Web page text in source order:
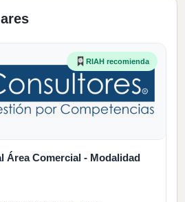
RIAH recomienda
Área Comercial - Modalidad